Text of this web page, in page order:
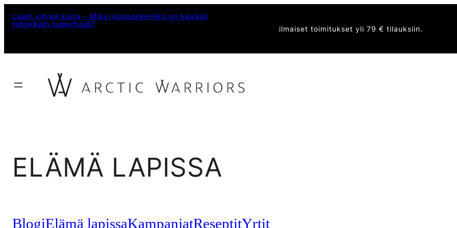
Siirry
sisältöön
Lapin vihreä kulta – Miksi kuusenkerkkä on kevään
tehokkain superfood?
ilmaiset toimitukset yli 79 € tilauksiin.
ELÄMÄ LAPISSA
BlogiElämä lapissaKampanjatReseptitYrtit